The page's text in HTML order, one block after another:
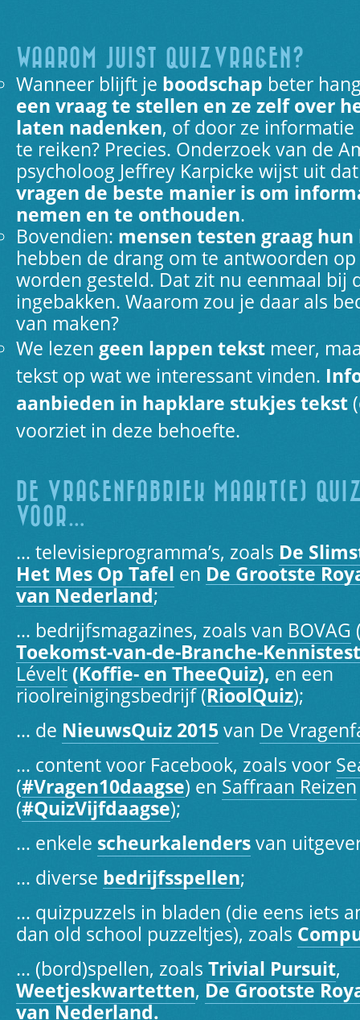
WAAROM JUIST QUIZVRAGEN?
Wanneer blijft je boodschap beter
een vraag te stellen en ze zelf over
laten nadenken, of door ze
te reiken? Precies. Onderzoek van de
psycholoog Jeffrey Karpicke wijst uit
vragen de beste manier is om
nemen en te onthouden.
Bovendien: mensen testen graag hun
hebben de drang om te antwoorden
worden gesteld. Dat zit nu eenmaal bij
ingebakken. Waarom zou je daar als
van maken?
We lezen geen lappen tekst meer,
tekst op wat we interessant vinden.
aanbieden in hapklare stukjes tekst
voorziet in deze behoefte.
DE VRAGENFABRIEK MAAKT(E)
VOOR…
… televisieprogramma’s, zoals De
Het Mes Op Tafel en De Grootste
van Nederland;
… bedrijfsmagazines, zoals van BOVAG
Toekomst-van-de-Branche-Kennistest
Lévelt (Koffie- en TheeQuiz), en een
rioolreinigingsbedrijf (RioolQuiz);
… de NieuwsQuiz 2015 van De
… content voor Facebook, zoals voor
(#‎Vragen10daagse‬) en Saffraan Reizen
(#QuizVijfdaagse);
… enkele scheurkalendersvan
… diverse bedrijfsspellen;
… quizpuzzels in bladen (die eens iets
dan old school puzzeltjes), zoals
… (bord)spellen, zoals Trivial Pursuit,
Weetjeskwartetten, De Grootste
van Nederland.